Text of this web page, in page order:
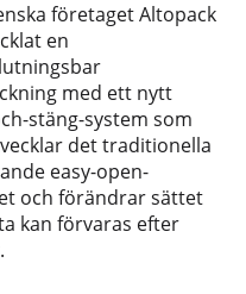
företaget Altopack
en
med ett nytt
stäng-system som
det traditionella
easy-open-
och förändrar sättet
kan förvaras efter